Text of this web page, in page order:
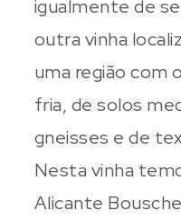
igualmente de
outra vinha
uma região com
fria, de solos
gneisses e de
Nesta vinha
Alicante